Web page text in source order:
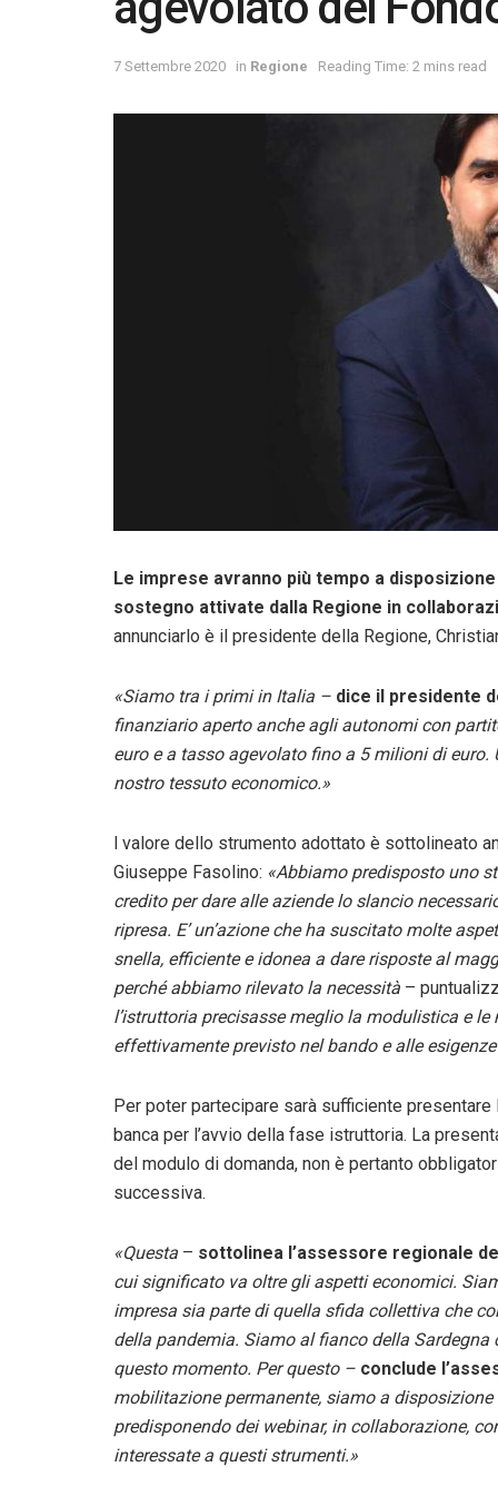
7 Settembre 2020 in Regione Reading Time: 2 mins read
Le imprese avranno più tempo a
sostegno attivate dalla Regione in
annunciarlo è il presidente della Regione,
«Siamo tra i primi in Italia – dice il presidente
finanziario aperto anche agli autonomi con
euro e a tasso agevolato fino a 5 milioni di
nostro tessuto economico.»
l valore dello strumento adottato è sottolineato
Giuseppe Fasolino: «Abbiamo predisposto uno
credito per dare alle aziende lo slancio
ripresa. E’ un’azione che ha suscitato molte
snella, efficiente e idonea a dare risposte al
perché abbiamo rilevato la necessità –
l’istruttoria precisasse meglio la modulistica e
effettivamente previsto nel bando e alle
Per poter partecipare sarà sufficiente
banca per l’avvio della fase istruttoria. La
del modulo di domanda, non è pertanto
successiva.
«Questa – sottolinea l’assessore regionale
cui significato va oltre gli aspetti economici.
impresa sia parte di quella sfida collettiva che
della pandemia. Siamo al fianco della
questo momento. Per questo – conclude
mobilitazione permanente, siamo a
predisponendo dei webinar, in collaborazione,
interessate a questi strumenti.»